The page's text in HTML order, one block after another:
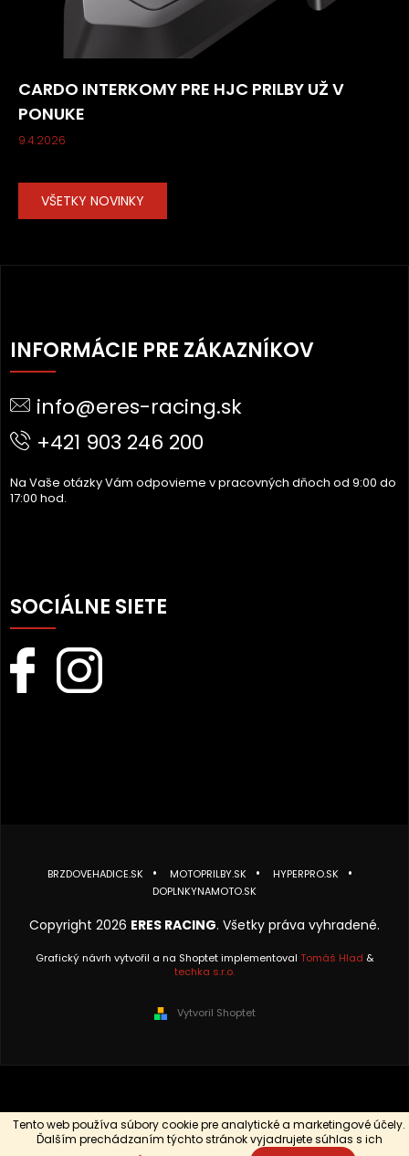
Tento web používa súbory cookie pre analytické a marketingové účely.
Ďalším prechádzaním týchto stránok vyjadrujete súhlas s ich
CARDO INTERKOMY PRE HJC PRILBY UŽ V
PONUKE
9.4.2026
VŠETKY NOVINKY
Á
P
T
INFORMÁCIE PRE ZÁKAZNÍKOV
info@eres-racing.sk
+421 903 246 200
Na Vaše otázky Vám odpovieme v pracovných dňoch od 9:00 do
17:00 hod.
SOCIÁLNE SIETE
BRZDOVEHADICE.SK MOTOPRILBY.SK
HYPERPRO.SK
DOPLNKYNAMOTO.SK
Copyright 2026 ERES RACING. Všetky práva vyhradené.
Grafický návrh vytvořil a na Shoptet implementoval Tomáš Hlad &
techka s.r.o.
Vytvoril Shoptet